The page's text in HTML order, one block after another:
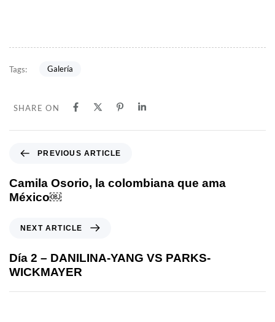
Tags: Galería
SHARE ON
PREVIOUS ARTICLE
Camila Osorio, la colombiana que ama
México￼
NEXT ARTICLE
Día 2 – DANILINA-YANG VS PARKS-
WICKMAYER